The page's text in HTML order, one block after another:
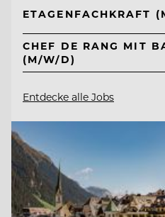
ETAGENFACHKRAFT
CHEF DE RANG MIT
(M/W/D)
Entdecke alle Jobs